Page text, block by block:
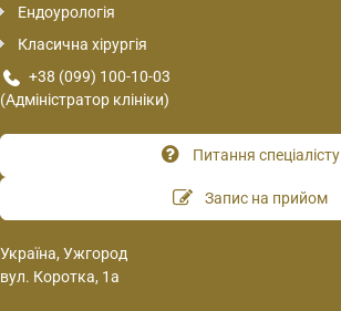
Ендоурологія
Класична хірургія
+38 (099) 100-10-03
(Адміністратор клініки)
Питання спеціалісту
Запис на прийом
Україна, Ужгород
вул. Коротка, 1а